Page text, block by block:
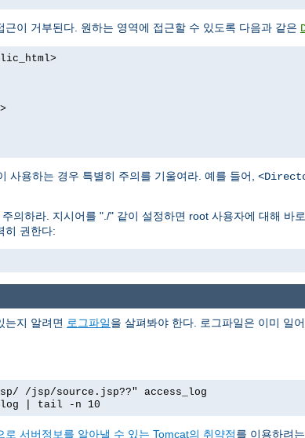
이 거부된다. 원하는 영역에 접근할 수 있도록 다음과 같은
사용하는 경우 특별히 주의를 기울여라. 예를 들어,
의하라. 지시어를 "./" 같이 설정하면 root 사용자에 대해 바
히 권한다:
는지 알려면 로그파일을 살펴봐야 한다. 로그파일은 이미 일
/jsp/source.jsp??" access_log
| tail -n 10
로 서버정보를 알아낼 수 있는 Tomcat의 취약점를 이용하려